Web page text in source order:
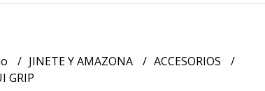
JINETE Y AMAZONA
ACCESORIOS
GRIP